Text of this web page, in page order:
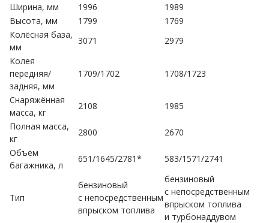
Ширина, мм
1996
1989
Высота, мм
1799
1769
Колёсная база,
мм
3071
2979
Колея
передняя/
задняя, мм
1709/1702 1708/1723
Снаряжённая
масса, кг
2108
1985
Полная масса,
кг
2800
2670
Объём
багажника, л
651/1645/2781* 583/1571/2741
Тип
бензиновый
с непосредственным
впрыском топлива
бензиновый
с непосредственным
впрыском топлива
и турбонаддувом